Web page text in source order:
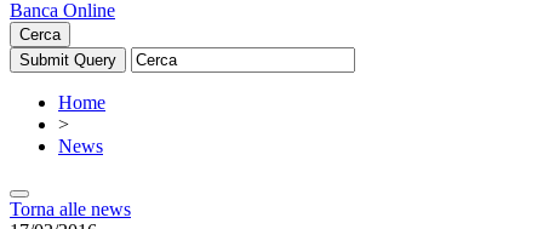
Banca Online
Cerca
Home
>
News
Torna alle news